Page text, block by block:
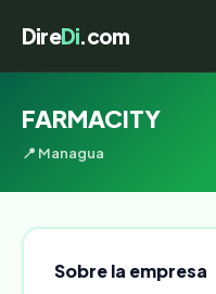
DireDi.com
FARMACITY
📍 Managua
Sobre la empresa